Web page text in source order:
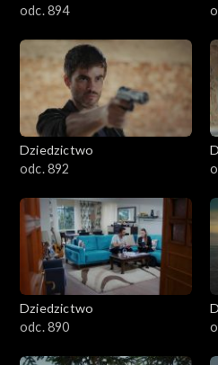
odc. 894
Dziedzictwo
odc. 892
Dziedzictwo
odc. 890